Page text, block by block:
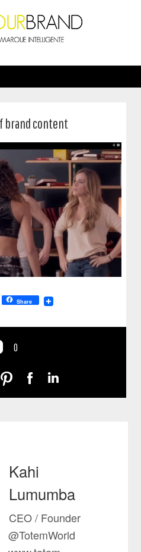
brand content
Share
0
Kahi
Lumumba
CEO / Founder
@TotemWorld